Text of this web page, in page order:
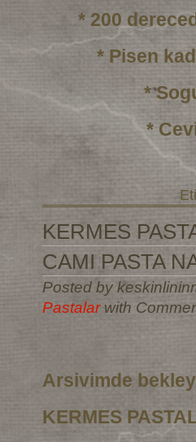
* 200
* Pisen
*
*
KERMES
CAMI PASTA
Posted by
Pastalar with
Arsivimde
KERMES